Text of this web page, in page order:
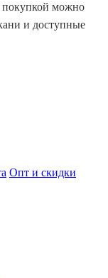
покупкой можно
и доступные
Опт и скидки